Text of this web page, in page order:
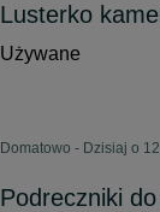
Lusterko
Używane
Domatowo - Dzisiaj o
Podreczniki